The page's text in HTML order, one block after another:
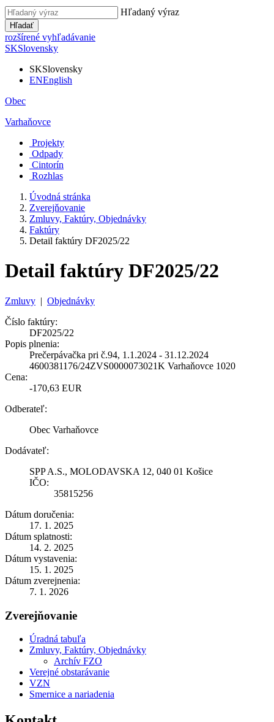
Hľadaný výraz
Hľadať
rozšírené vyhľadávanie
SKSlovensky
SKSlovensky
ENEnglish
Obec
Varhaňovce
Projekty
Odpady
Cintorín
Rozhlas
Úvodná stránka
Zverejňovanie
Zmluvy, Faktúry, Objednávky
Faktúry
Detail faktúry DF2025/22
Detail faktúry DF2025/22
Zmluvy | Objednávky
Číslo faktúry:
DF2025/22
Popis plnenia:
Prečerpávačka pri č.94, 1.1.2024 - 31.12.2024
4600381176/24ZVS0000073021K Varhaňovce 1020
Cena:
-170,63 EUR
Odberateľ:
Obec Varhaňovce
Dodávateľ:
SPP A.S., MOLODAVSKA 12, 040 01 Košice
IČO:
35815256
Dátum doručenia:
17. 1. 2025
Dátum splatnosti:
14. 2. 2025
Dátum vystavenia:
15. 1. 2025
Dátum zverejnenia:
7. 1. 2026
Zverejňovanie
Úradná tabuľa
Zmluvy, Faktúry, Objednávky
Archív FZO
Verejné obstarávanie
VZN
Smernice a nariadenia